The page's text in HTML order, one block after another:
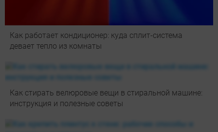
Как работает кондиционер: куда сплит-система
девает тепло из комнаты
Как стирать велюровые вещи в стиральной машине:
инструкция и полезные советы